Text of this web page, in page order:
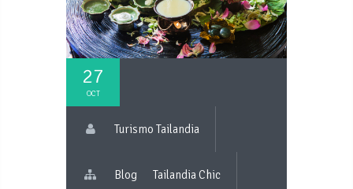
27
OCT
Turismo Tailandia
Blog Tailandia Chic